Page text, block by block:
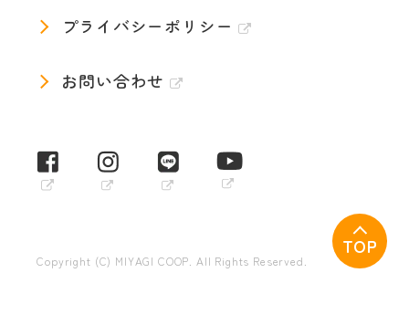
TOP
プライバシーポリシー
お問い合わせ
Copyright (C) MIYAGI COOP. All Rights Reserved.